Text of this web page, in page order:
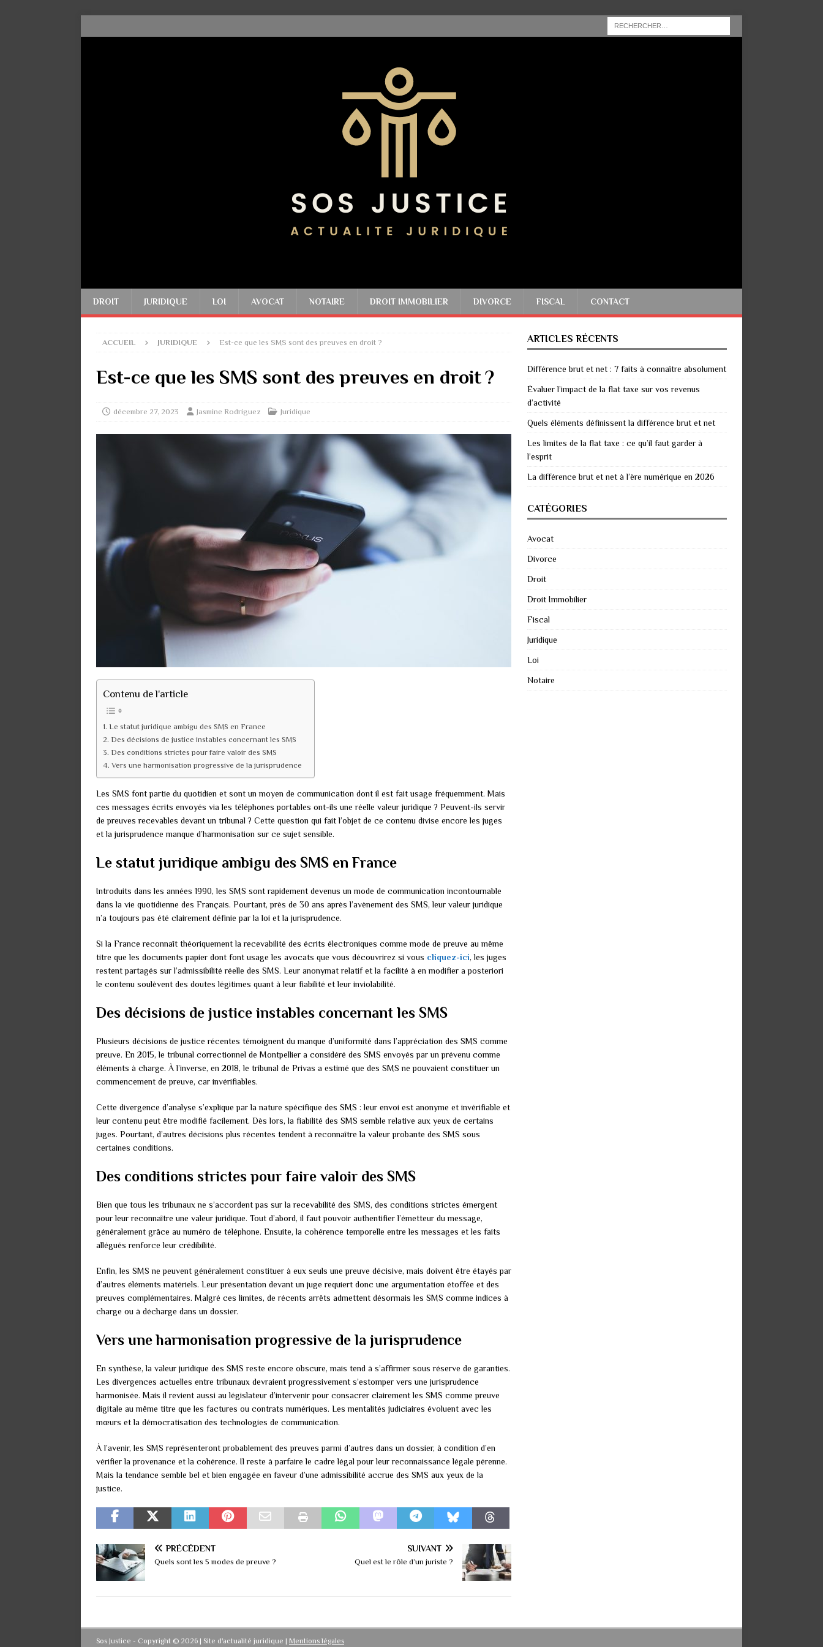
DROIT JURIDIQUE LOI AVOCAT NOTAIRE DROIT IMMOBILIER DIVORCE FISCAL CONTACT
ACCUEIL JURIDIQUE Est-ce que les SMS sont des preuves en droit ?
Est-ce que les SMS sont des preuves en droit ?
décembre 27, 2023 Jasmine Rodriguez Juridique
Contenu de l'article
Le statut juridique ambigu des SMS en France
Des décisions de justice instables concernant les SMS
Des conditions strictes pour faire valoir des SMS
Vers une harmonisation progressive de la jurisprudence
Les SMS font partie du quotidien et sont un moyen de communication dont il est fait usage fréquemment. Mais
ces messages écrits envoyés via les téléphones portables ont-ils une réelle valeur juridique ? Peuvent-ils servir
de preuves recevables devant un tribunal ? Cette question qui fait l’objet de ce contenu divise encore les juges
et la jurisprudence manque d’harmonisation sur ce sujet sensible.
Le statut juridique ambigu des SMS en France
Introduits dans les années 1990, les SMS sont rapidement devenus un mode de communication incontournable
dans la vie quotidienne des Français. Pourtant, près de 30 ans après l’avènement des SMS, leur valeur juridique
n’a toujours pas été clairement définie par la loi et la jurisprudence.
Si la France reconnaît théoriquement la recevabilité des écrits électroniques comme mode de preuve au même
titre que les documents papier dont font usage les avocats que vous découvrirez si vous cliquez-ici, les juges
restent partagés sur l’admissibilité réelle des SMS. Leur anonymat relatif et la facilité à en modifier a posteriori
le contenu soulèvent des doutes légitimes quant à leur fiabilité et leur inviolabilité.
Des décisions de justice instables concernant les SMS
Plusieurs décisions de justice récentes témoignent du manque d’uniformité dans l’appréciation des SMS comme
preuve. En 2015, le tribunal correctionnel de Montpellier a considéré des SMS envoyés par un prévenu comme
éléments à charge. À l’inverse, en 2018, le tribunal de Privas a estimé que des SMS ne pouvaient constituer un
commencement de preuve, car invérifiables.
Cette divergence d’analyse s’explique par la nature spécifique des SMS : leur envoi est anonyme et invérifiable et
leur contenu peut être modifié facilement. Dès lors, la fiabilité des SMS semble relative aux yeux de certains
juges. Pourtant, d’autres décisions plus récentes tendent à reconnaître la valeur probante des SMS sous
certaines conditions.
Des conditions strictes pour faire valoir des SMS
Bien que tous les tribunaux ne s’accordent pas sur la recevabilité des SMS, des conditions strictes émergent
pour leur reconnaître une valeur juridique. Tout d’abord, il faut pouvoir authentifier l’émetteur du message,
généralement grâce au numéro de téléphone. Ensuite, la cohérence temporelle entre les messages et les faits
allégués renforce leur crédibilité.
Enfin, les SMS ne peuvent généralement constituer à eux seuls une preuve décisive, mais doivent être étayés par
d’autres éléments matériels. Leur présentation devant un juge requiert donc une argumentation étoffée et des
preuves complémentaires. Malgré ces limites, de récents arrêts admettent désormais les SMS comme indices à
charge ou à décharge dans un dossier.
Vers une harmonisation progressive de la jurisprudence
En synthèse, la valeur juridique des SMS reste encore obscure, mais tend à s’affirmer sous réserve de garanties.
Les divergences actuelles entre tribunaux devraient progressivement s’estomper vers une jurisprudence
harmonisée. Mais il revient aussi au législateur d’intervenir pour consacrer clairement les SMS comme preuve
digitale au même titre que les factures ou contrats numériques. Les mentalités judiciaires évoluent avec les
mœurs et la démocratisation des technologies de communication.
À l’avenir, les SMS représenteront probablement des preuves parmi d’autres dans un dossier, à condition d’en
vérifier la provenance et la cohérence. Il reste à parfaire le cadre légal pour leur reconnaissance légale pérenne.
Mais la tendance semble bel et bien engagée en faveur d’une admissibilité accrue des SMS aux yeux de la
justice.
PRÉCÉDENT
Quels sont les 5 modes de preuve ?
SUIVANT
Quel est le rôle d’un juriste ?
ARTICLES RÉCENTS
Différence brut et net : 7 faits à connaître absolument
Évaluer l’impact de la flat taxe sur vos revenus
d’activité
Quels éléments définissent la différence brut et net
Les limites de la flat taxe : ce qu’il faut garder à
l’esprit
La différence brut et net à l’ère numérique en 2026
CATÉGORIES
Avocat
Divorce
Droit
Droit Immobilier
Fiscal
Juridique
Loi
Notaire
Sos Justice - Copyright © 2026 | Site d'actualité juridique | Mentions légales